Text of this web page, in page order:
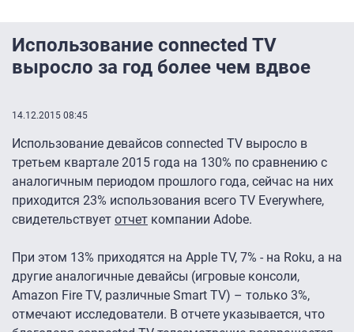
Использование connected TV
выросло за год более чем вдвое
14.12.2015 08:45
Использование девайсов connected TV выросло в
третьем квартале 2015 года на 130% по сравнению с
аналогичным периодом прошлого года, сейчас на них
приходится 23% использования всего TV Everywhere,
свидетельствует отчет компании Adobe.
При этом 13% приходятся на Apple TV, 7% - на Roku, а на
другие аналогичные девайсы (игровые консоли,
Amazon Fire TV, различные Smart TV) – только 3%,
отмечают исследователи. В отчете указывается, что